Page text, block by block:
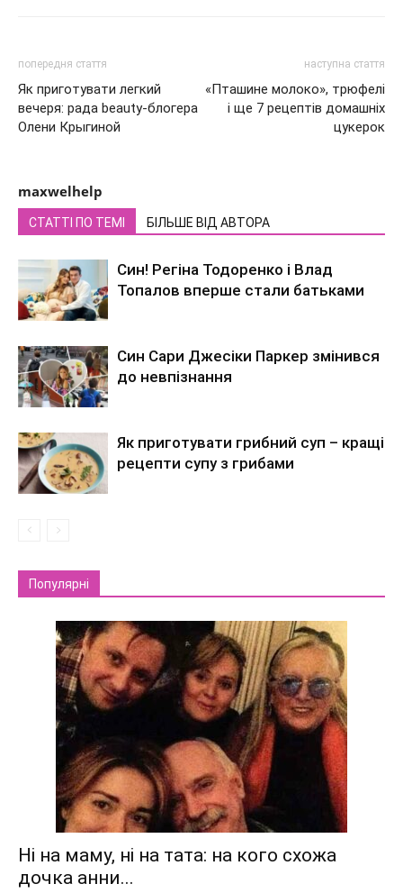
попередня стаття
Як приготувати легкий
вечеря: рада beauty-блогера
Олени Крыгиной
наступна стаття
«Пташине молоко», трюфелі
і ще 7 рецептів домашніх
цукерок
maxwelhelp
СТАТТІ ПО ТЕМІ БІЛЬШЕ ВІД АВТОРА
Син! Регіна Тодоренко і Влад
Топалов вперше стали батьками
Син Сари Джесіки Паркер змінився
до невпізнання
Як приготувати грибний суп – кращі
рецепти супу з грибами
Популярні
Ні на маму, ні на тата: на кого схожа
дочка анни...